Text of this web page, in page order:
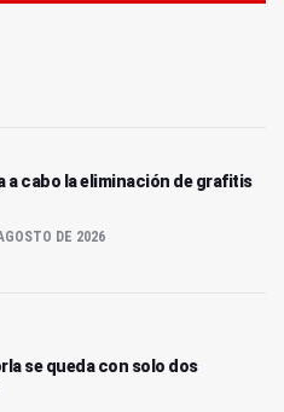
a cabo la eliminación de grafitis
DE 2026
se queda con solo dos